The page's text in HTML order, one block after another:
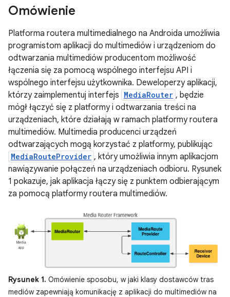
Omówienie
Platforma routera multimedialnego na Androida umożliwia
programistom aplikacji do multimediów i urządzeniom do
odtwarzania multimediów producentom możliwość
łączenia się za pomocą wspólnego interfejsu API i
wspólnego interfejsu użytkownika. Deweloperzy aplikacji,
którzy zaimplementuj interfejs MediaRouter , będzie
mógł łączyć się z platformy i odtwarzania treści na
urządzeniach, które działają w ramach platformy routera
multimediów. Multimedia producenci urządzeń
odtwarzających mogą korzystać z platformy, publikując
MediaRouteProvider , który umożliwia innym aplikacjom
nawiązywanie połączeń na urządzeniach odbioru. Rysunek
1 pokazuje, jak aplikacja łączy się z punktem odbierającym
za pomocą platformy routera multimediów.
Rysunek 1. Omówienie sposobu, w jaki klasy dostawców tras
mediów zapewniają komunikację z aplikacji do multimediów na